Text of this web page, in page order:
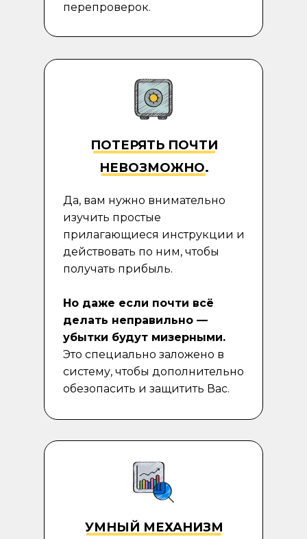
перепроверок.
Да, вам нужно внимательно
изучить простые
прилагающиеся инструкции и
действовать по ним, чтобы
получать прибыль.
Но даже если почти всё
делать неправильно —
убытки будут мизерными.
Это специально заложено в
систему, чтобы дополнительно
обезопасить и защитить Вас.
ПОТЕРЯТЬ ПОЧТИ
НЕВОЗМОЖНО.
УМНЫЙ МЕХАНИЗМ